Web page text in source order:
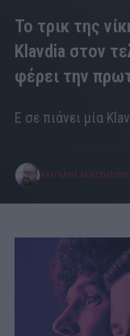
Το τρικ της
Klavdia στον
φέρει την
Ε σε πιάνει μία
ΒΑΓΓΕΛΗΣ ΧΑΝΤΖΗΣ 03/